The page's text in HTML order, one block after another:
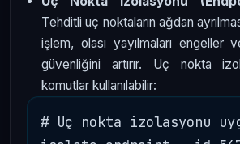
Tehditli uç noktaların ağdan
işlem, olası yayılmaları engeller
güvenliğini artırır. Uç nokta
komutlar kullanılabilir:
# Uç nokta izolasyonu